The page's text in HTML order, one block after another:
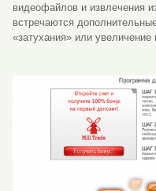
видеофайлов и извлечения
встречаются
«затухания» или увеличение